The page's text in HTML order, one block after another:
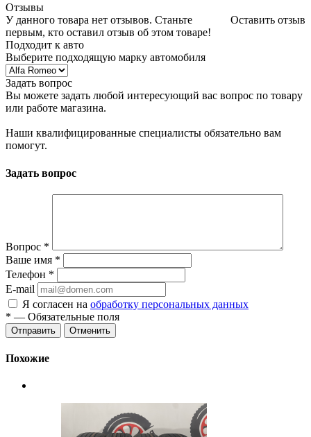
Отзывы
Оставить отзыв
У данного товара нет отзывов. Станьте
первым, кто оставил отзыв об этом товаре!
Подходит к авто
Выберите подходящую марку автомобиля
Задать вопрос
Вы можете задать любой интересующий вас вопрос по товару
или работе магазина.
Наши квалифицированные специалисты обязательно вам
помогут.
Задать вопрос
Вопрос *
Ваше имя *
Телефон *
E-mail
Я согласен на обработку персональных данных
* — Обязательные поля
Отменить
Похожие